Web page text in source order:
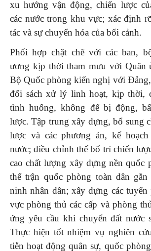
xu hướng vận động, chiến lược
các nước trong khu vực; xác định
tác và sự chuyển hóa của bối cảnh.
Phối hợp chặt chẽ với các ban,
ương kịp thời tham mưu với Quân
Bộ Quốc phòng kiến nghị với Đảng,
đối sách xử lý linh hoạt, kịp thời,
tình huống, không để bị động,
lược. Tập trung xây dựng, bổ sung
lược và các phương án, kế
nước; điều chỉnh thế bố trí chiến
cao chất lượng xây dựng nền quốc
thế trận quốc phòng toàn dân
ninh nhân dân; xây dựng các
vực phòng thủ các cấp và phòng
ứng yêu cầu khi chuyển đất nước
Thực hiện tốt nhiệm vụ nghiên
tiễn hoạt động quân sự, quốc